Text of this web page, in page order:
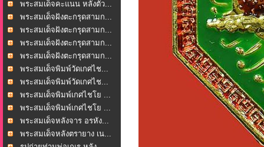
พระสมเด็จคะแนน หลังตัว...
พระสมเด็จฝังตะกรุดสามก...
พระสมเด็จฝังตะกรุดสามก...
พระสมเด็จฝังตะกรุดสามก...
พระสมเด็จฝังตะกรุดสามก...
พระสมเด็จพิมพ์วัดเกศไช...
พระสมเด็จพิมพ์วัดเกศไช...
พระสมเด็จพิมพ์เกศไชโย ...
พระสมเด็จพิมพ์เกศไชโย ...
พระสมเด็จหลังจาร อรหัง...
พระสมเด็จหลังตรายาง เน...